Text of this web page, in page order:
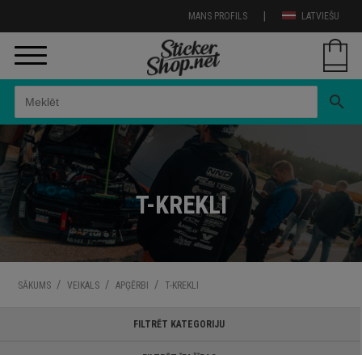
LATVIEŠU
|
MANS PROFILS
search
T-KREKLI
SĀKUMS / VEIKALS / APĢĒRBI / T-KREKLI
FILTRĒT KATEGORIJU